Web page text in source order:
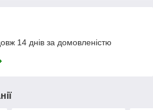
14 днів за домовленістю